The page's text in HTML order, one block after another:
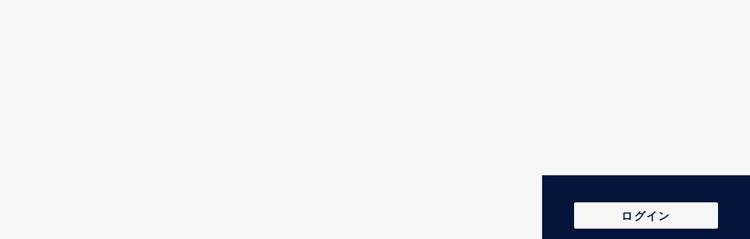
ログイン